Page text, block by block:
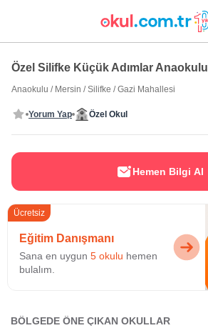
Özel Silifke Küçük Adımlar Anaokulu
Anaokulu / Mersin /Silifke /Gazi Mahallesi
Yorum Yap Özel Okul
Hemen Bilgi Al
Ücretsiz
Eğitim Danışmanı
Sana en uygun 5 okulu hemen
bulalım.
BÖLGEDE ÖNE ÇIKAN OKULLAR